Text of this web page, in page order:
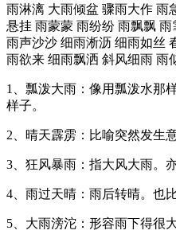
雨淋漓 大雨倾盆 骤雨大作 雨
悬挂 雨蒙蒙 雨纷纷 雨飘飘
雨声沙沙 细雨淅沥 细雨如丝
雨欲来 细雨飘洒 斜风细雨 雨
1、瓢泼大雨：像用瓢泼水那
样子。
2、晴天霹雳：比喻突然发生
3、狂风暴雨：指大风大雨。
4、雨过天晴：雨后转晴。也
5、大雨滂沱：形容雨下得很大